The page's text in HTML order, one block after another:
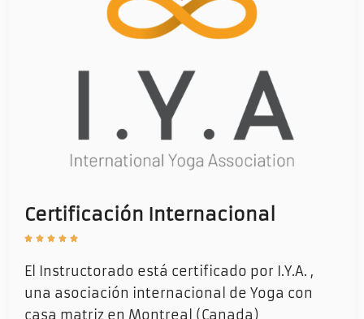
Certificación Internacional
    
El Instructorado está certificado por I.Y.A. ,
una asociación internacional de Yoga con
casa matriz en Montreal (Canada)